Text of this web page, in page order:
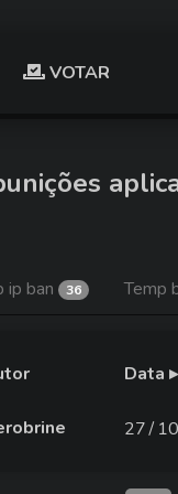
VOTAR
ip ban 36 Temp
Data